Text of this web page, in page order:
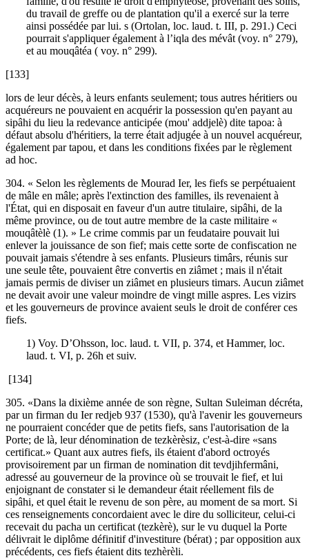
du travail de greffe ou de plantation qu'il a exercé sur la terre
ainsi possédée par lui. s (Ortolan, loc. laud. t. III, p. 291.) Ceci
pourrait s'appliquer également à l’iqla des mévât (voy. n° 279),
et au mouqâtéa ( voy. n° 299).
[133]
lors de leur décès, à leurs enfants seulement; tous autres héritiers ou
acquéreurs ne pouvaient en acquérir la possession qu'en payant au
sipâhi du lieu la redevance anticipée (mou' addjelè) dite tapoa: à
défaut absolu d'héritiers, la terre était adjugée à un nouvel acquéreur,
également par tapou, et dans les conditions fixées par le règlement
ad hoc.
304. « Selon les règlements de Mourad Ier, les fiefs se perpétuaient
de mâle en mâle; après l'extinction des familles, ils revenaient à
l'État, qui en disposait en faveur d'un autre titulaire, sipâhi, de la
même province, ou de tout autre membre de la caste militaire «
mouqâtèlè (1). » Le crime commis par un feudataire pouvait lui
enlever la jouissance de son fief; mais cette sorte de confiscation ne
pouvait jamais s'étendre à ses enfants. Plusieurs timârs, réunis sur
une seule tête, pouvaient être convertis en ziâmet ; mais il n'était
jamais permis de diviser un ziâmet en plusieurs timars. Aucun ziâmet
ne devait avoir une valeur moindre de vingt mille aspres. Les vizirs
et les gouverneurs de province avaient seuls le droit de conférer ces
fiefs.
1) Voy. D’Ohsson, loc. laud. t. VII, p. 374, et Hammer, loc.
laud. t. VI, p. 26h et suiv.
[134]
305. «Dans la dixième année de son règne, Sultan Suleiman décréta,
par un firman du Ier redjeb 937 (1530), qu'à l'avenir les gouverneurs
ne pourraient concéder que de petits fiefs, sans l'autorisation de la
Porte; de là, leur dénomination de tezkèrèsiz, c'est-à-dire «sans
certificat.» Quant aux autres fiefs, ils étaient d'abord octroyés
provisoirement par un firman de nomination dit tevdjihfermâni,
adressé au gouverneur de la province où se trouvait le fief, et lui
enjoignant de constater si le demandeur était réellement fils de
sipâhi, et quel était le revenu de son père, au moment de sa mort. Si
ces renseignements concordaient avec le dire du solliciteur, celui-ci
recevait du pacha un certificat (tezkèrè), sur le vu duquel la Porte
délivrait le diplôme définitif d'investiture (bérat) ; par opposition aux
précédents, ces fiefs étaient dits tezhèrèli.